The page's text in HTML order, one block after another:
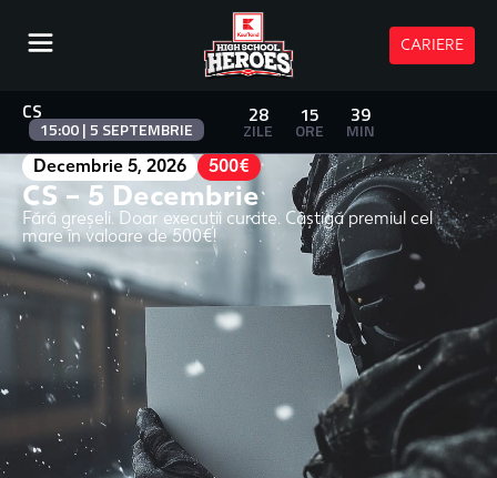
CARIERE
CS
15:00 | 5 SEPTEMBRIE
28
ZILE
15
ORE
39
MIN
Decembrie 5, 2026 500€
CS – 5 Decembrie
Fără greșeli. Doar execuții curate. Câștigă premiul cel
mare în valoare de 500€!